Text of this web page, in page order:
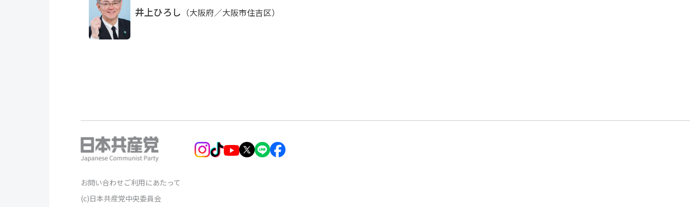
井上ひろし （大阪府／大阪市住吉区）
お問い合わせご利用にあたって
(c)日本共産党中央委員会